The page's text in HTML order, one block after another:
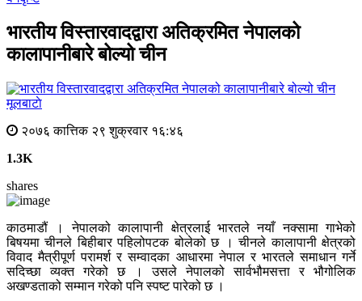
भारतीय विस्तारवादद्वारा अतिक्रमित नेपालको
कालापानीबारे बोल्यो चीन
मूलबाटाे
२०७६ कात्तिक २९ शुक्रवार १६:४६
1.3K
shares
काठमाडौं । नेपालको कालापानी क्षेत्रलाई भारतले नयाँ नक्सामा गाभेको
बिषयमा चीनले बिहीबार पहिलोपटक बोलेको छ । चीनले कालापानी क्षेत्रको
विवाद मैत्रीपूर्ण परामर्श र सम्वादका आधारमा नेपाल र भारतले समाधान गर्ने
सदिच्छा व्यक्त गरेको छ । उसले नेपालको सार्वभौमसत्ता र भौगोलिक
अखण्डताको सम्मान गरेको पनि स्पष्ट पारेको छ ।